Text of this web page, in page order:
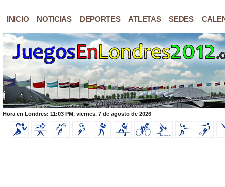
INICIO NOTICIAS DEPORTES ATLETAS SEDES
Hora en Londres: 11:03 PM, viernes, 7 de agosto de 2026